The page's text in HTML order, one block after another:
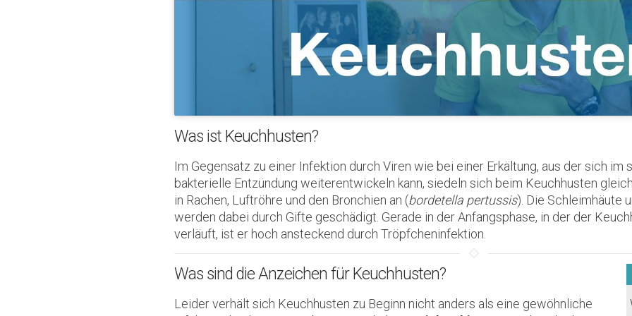
Was ist Keuchhusten?
Im Gegensatz zu einer Infektion durch Viren wie bei einer Erkältung, aus der sich im
bakterielle Entzündung weiterentwickeln kann, siedeln sich beim Keuchhusten
in Rachen, Luftröhre und den Bronchien an (bordetella pertussis). Die Schleimhäute
werden dabei durch Gifte geschädigt. Gerade in der Anfangsphase, in der der
verläuft, ist er hoch ansteckend durch Tröpfcheninfektion.
Was sind die Anzeichen für Keuchhusten?
Leider verhält sich Keuchhusten zu Beginn nicht anders als eine gewöhnliche